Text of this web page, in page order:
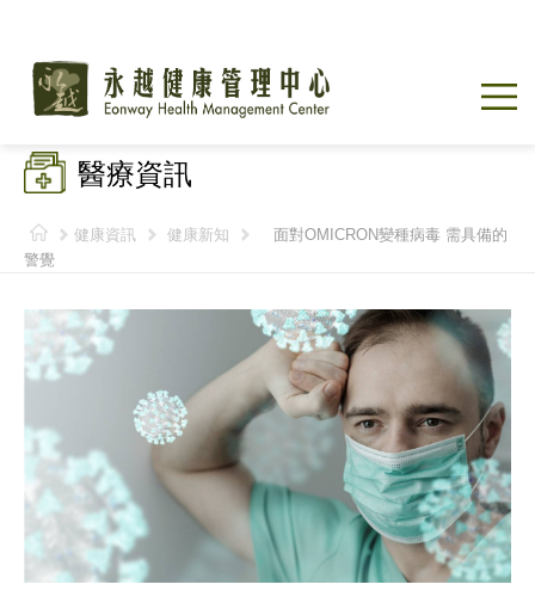
醫療資訊
健康資訊 健康新知
面對OMICRON變種病毒 需具備的
警覺